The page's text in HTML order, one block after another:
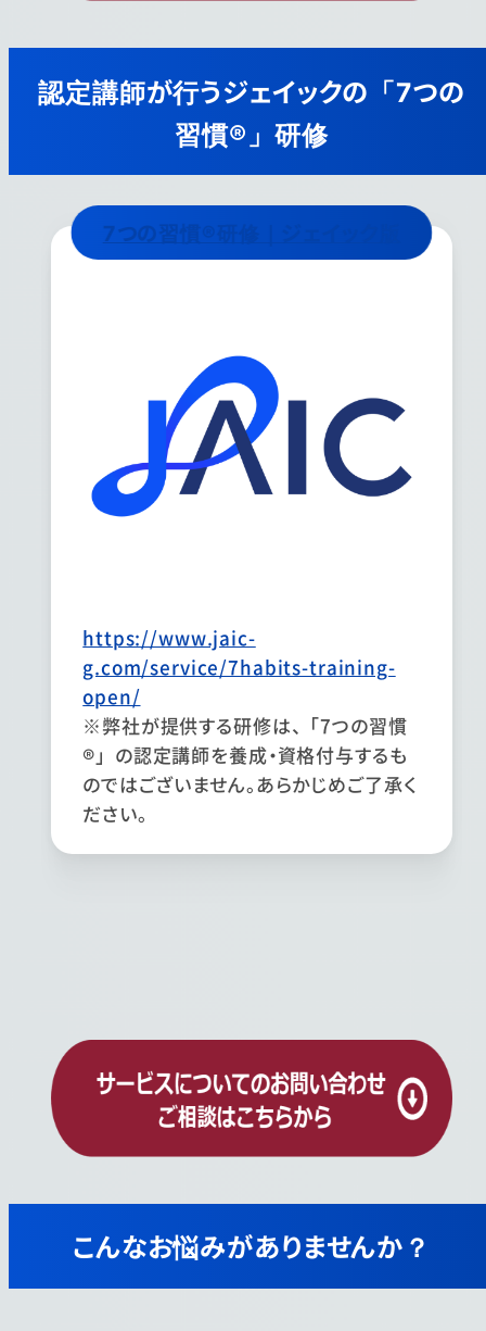
認定講師が行うジェイックの「7つの
習慣®」研修
7つの習慣®研修｜ジェイック版
https://www.jaic-
g.com/service/7habits-training-
open/
※弊社が提供する研修は、「7つの習慣
®」の認定講師を養成・資格付与するも
のではございません。あらかじめご了承く
ださい。
こんなお悩みがありませんか？